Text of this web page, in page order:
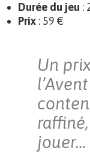
Durée du jeu :
Prix : 59 €
Un
jouer…